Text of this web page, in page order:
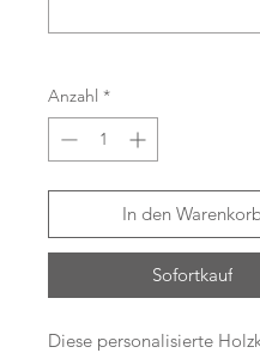
Anzahl *
In den
Sofortkauf
Diese personalisierte